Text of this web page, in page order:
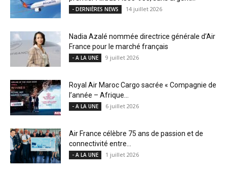
- DERNIÈRES NEWS 14 juillet 2026
Nadia Azalé nommée directrice générale d’Air
France pour le marché français
- A LA UNE 9 juillet 2026
Royal Air Maroc Cargo sacrée « Compagnie de
l’année – Afrique...
- A LA UNE 6 juillet 2026
Air France célèbre 75 ans de passion et de
connectivité entre...
- A LA UNE 1 juillet 2026